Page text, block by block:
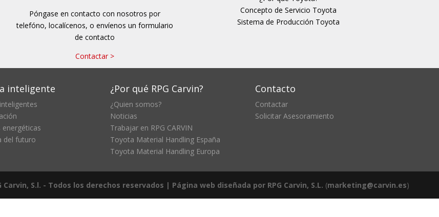
Póngase en contacto con nosotros por
telefóno, localícenos, o envíenos un formulario
de contacto
Contactar >
Concepto de Servicio Toyota
Sistema de Producción Toyota
inteligente
energéticas
del futuro
¿Por qué RPG Carvin?
¿Quien somos?
Noticias
Trabajar en RPG CARVIN
Toyota Material Handling España
Toyota Material Handling Europa
Contacto
Contactar
Solicitar Asesoramiento
Carvin, S.l. - Todos los derechos reservados | Página web diseñada por RPG Carvin, S.L. (marketing@carvin.es)